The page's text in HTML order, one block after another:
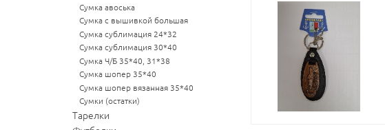
Сумка авоська
Сумка с вышивкой большая
Сумка сублимация 24*32
Сумка сублимация 30*40
Сумка Ч/Б 35*40, 31*38
Сумка шопер 35*40
Сумка шопер вязанная 35*40
Сумки (остатки)
Тарелки